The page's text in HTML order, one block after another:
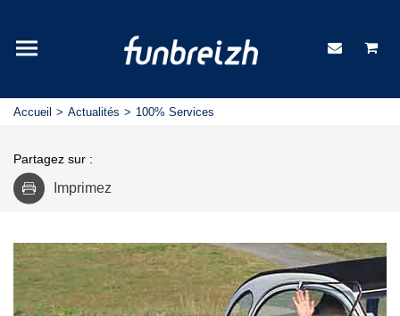
Accueil Actualités 100% Services
Partagez sur :
Imprimez